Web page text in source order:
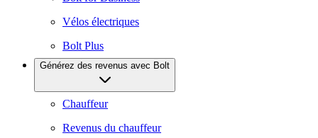
Vélos électriques
Bolt Plus
Générez des revenus avec Bolt
Chauffeur
Revenus du chauffeur